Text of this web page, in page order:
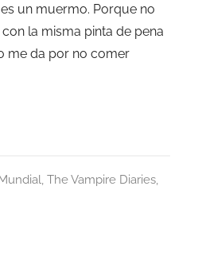
un muermo. Porque no
la misma pinta de pena
me da por no comer
, The Vampire Diaries,